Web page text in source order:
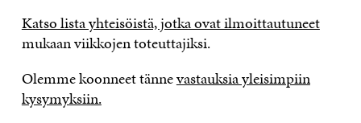
Katso lista yhteisöistä, jotka ovat ilmoittautuneet
mukaan viikkojen toteuttajiksi.
Olemme koonneet tännevastauksia yleisimpiin
kysymyksiin.